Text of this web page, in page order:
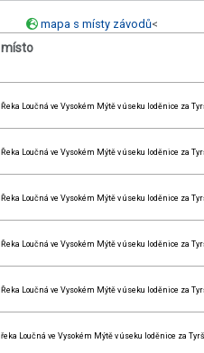
mapa s místy závodů<
místo
Řeka Loučná ve Vysokém Mýtě v úseku loděnice za
Řeka Loučná ve Vysokém Mýtě v úseku loděnice za
Řeka Loučná ve Vysokém Mýtě v úseku loděnice za
Řeka Loučná ve Vysokém Mýtě v úseku loděnice za
Řeka Loučná ve Vysokém Mýtě v úseku loděnice za
řeka Loučná ve Vysokém Mýtě v úseku loděnice za